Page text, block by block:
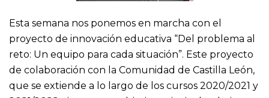
Esta semana nos ponemos en marcha con el
proyecto de innovación educativa “Del problema al
reto: Un equipo para cada situación”. Este proyecto
de colaboración con la Comunidad de Castilla León,
que se extiende a lo largo de los cursos 2020/2021 y